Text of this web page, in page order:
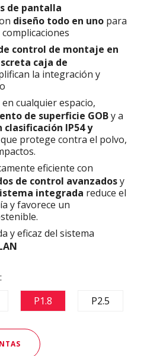
de pantalla
diseño todo en uno para
control de montaje en
caja de
la integración y
cualquier espacio,
de superficie GOBy a
clasificación IP54 y
que protege contra el polvo,
eficiente con
de control avanzadosy
integrada reduce el
y favorece un
y eficaz del sistema
P1.8 P2.5